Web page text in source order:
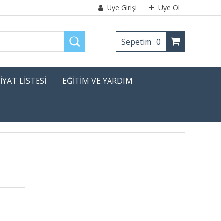
Üye Girişi Üye Ol
Sepetim 0
LİSTESİ EĞİTİM VE YARDIM